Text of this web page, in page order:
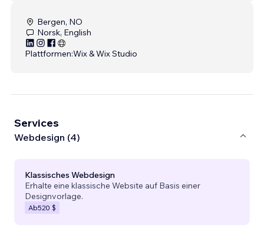
Bergen, NO
Norsk, English
Plattformen:Wix & Wix Studio
Services
Webdesign (4)
Klassisches Webdesign
Erhalte eine klassische Website auf Basis einer
Designvorlage.
Ab520 $